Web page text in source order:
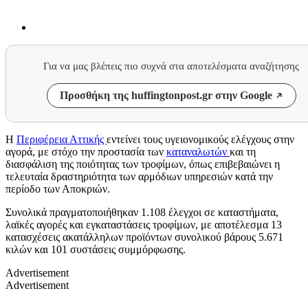
Για να μας βλέπεις πιο συχνά στα αποτελέσματα αναζήτησης
Προσθήκη της huffingtonpost.gr στην Google
Η Περιφέρεια Αττικής εντείνει τους υγειονομικούς ελέγχους στην
αγορά, με στόχο την προστασία των καταναλωτών και τη
διασφάλιση της ποιότητας των τροφίμων, όπως επιβεβαιώνει η
τελευταία δραστηριότητα των αρμόδιων υπηρεσιών κατά την
περίοδο των Αποκριών.
Συνολικά πραγματοποιήθηκαν 1.108 έλεγχοι σε καταστήματα,
λαϊκές αγορές και εγκαταστάσεις τροφίμων, με αποτέλεσμα 13
κατασχέσεις ακατάλληλων προϊόντων συνολικού βάρους 5.671
κιλών και 101 συστάσεις συμμόρφωσης.
Advertisement
Advertisement